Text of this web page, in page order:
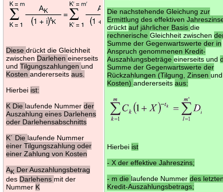
Diesedrückt die Gleichheit
zwischen Darleheneinerseits
undTilgungszahlungenund
Kostenandererseitsaus.
Hierbei ist:
K Die laufende Nummerder
Auszahlung eines Darlehens
oder Darlehensabschnitts
K´ Die laufende Nummer
einer Tilgungszahlung oder
einer Zahlung von Kosten
AK Der Auszahlungsbetrag
des Darlehens mit der
Nummer K
Die nachstehende Gleichung zur
Ermittlung des effektiven
drücktauf jährlicher Basisdie
rechnerischeGleichheit zwischen
Summe der Gegenwartswerte der in
Anspruch genommenen Kredit-
Auszahlungsbeträgeeinerseits und
Summe der Gegenwartswerte der
Rückzahlungen (Tilgung, Zinsenund
Kosten)andererseitsaus:
Hierbei ist
- X der effektive Jahreszins;
- m die laufende Nummerdes
Kredit-Auszahlungsbetrags;